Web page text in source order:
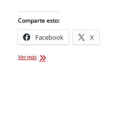
Comparte esto:
Facebook X
Ver másCuando